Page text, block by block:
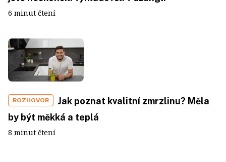
6 minut čtení
ROZHOVOR
Jak poznat kvalitní zmrzlinu? Měla
by být měkká a teplá
8 minut čtení